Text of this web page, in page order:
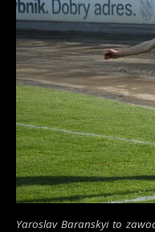
Yaroslav Baranskyi to